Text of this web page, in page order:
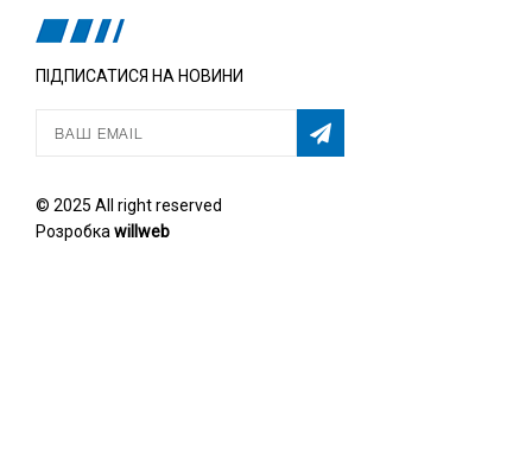
ПІДПИСАТИСЯ НА НОВИНИ
© 2025 All right reserved
Розробка willweb